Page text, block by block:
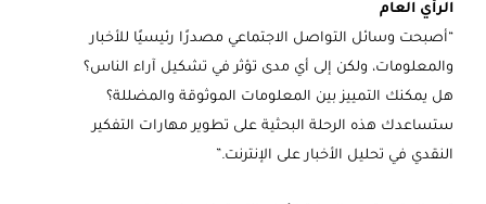
الرأي العام
“أصبحت وسائل التواصل الاجتماعي مصدرًا رئيسيًا للأخبار
والمعلومات، ولكن إلى أي مدى تؤثر في تشكيل آراء الناس؟
هل يمكنك التمييز بين المعلومات الموثوقة والمضللة؟
ستساعدك هذه الرحلة البحثية على تطوير مهارات التفكير
النقدي في تحليل الأخبار على الإنترنت.”